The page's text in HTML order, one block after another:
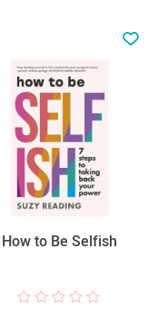
How to Be Selfish